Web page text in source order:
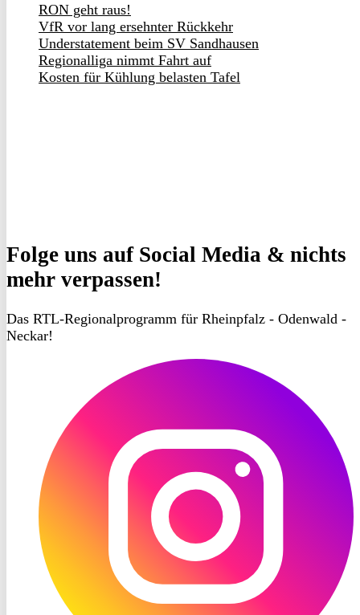
RON geht raus!
VfR vor lang ersehnter Rückkehr
Understatement beim SV Sandhausen
Regionalliga nimmt Fahrt auf
Kosten für Kühlung belasten Tafel
Folge uns auf Social Media & nichts
mehr verpassen!
Das RTL-Regionalprogramm für Rheinpfalz - Odenwald -
Neckar!
Instagram